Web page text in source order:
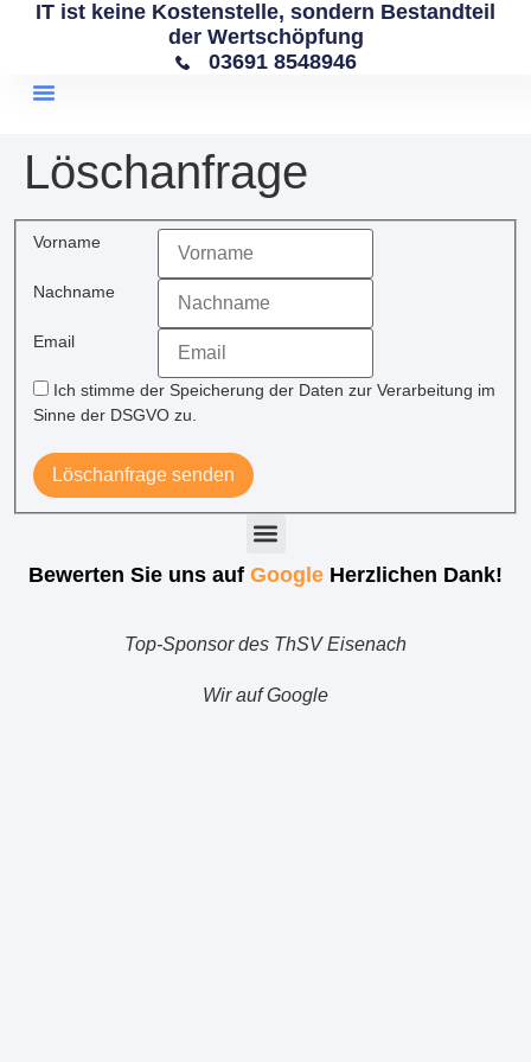
IT ist keine Kostenstelle, sondern Bestandteil
der Wertschöpfung
03691 8548946
Löschanfrage
Vorname
Nachname
Email
Ich stimme der Speicherung der Daten zur Verarbeitung im
Sinne der DSGVO zu.
Bewerten Sie uns auf Google Herzlichen Dank!
Top-Sponsor des ThSV Eisenach
Wir auf Google